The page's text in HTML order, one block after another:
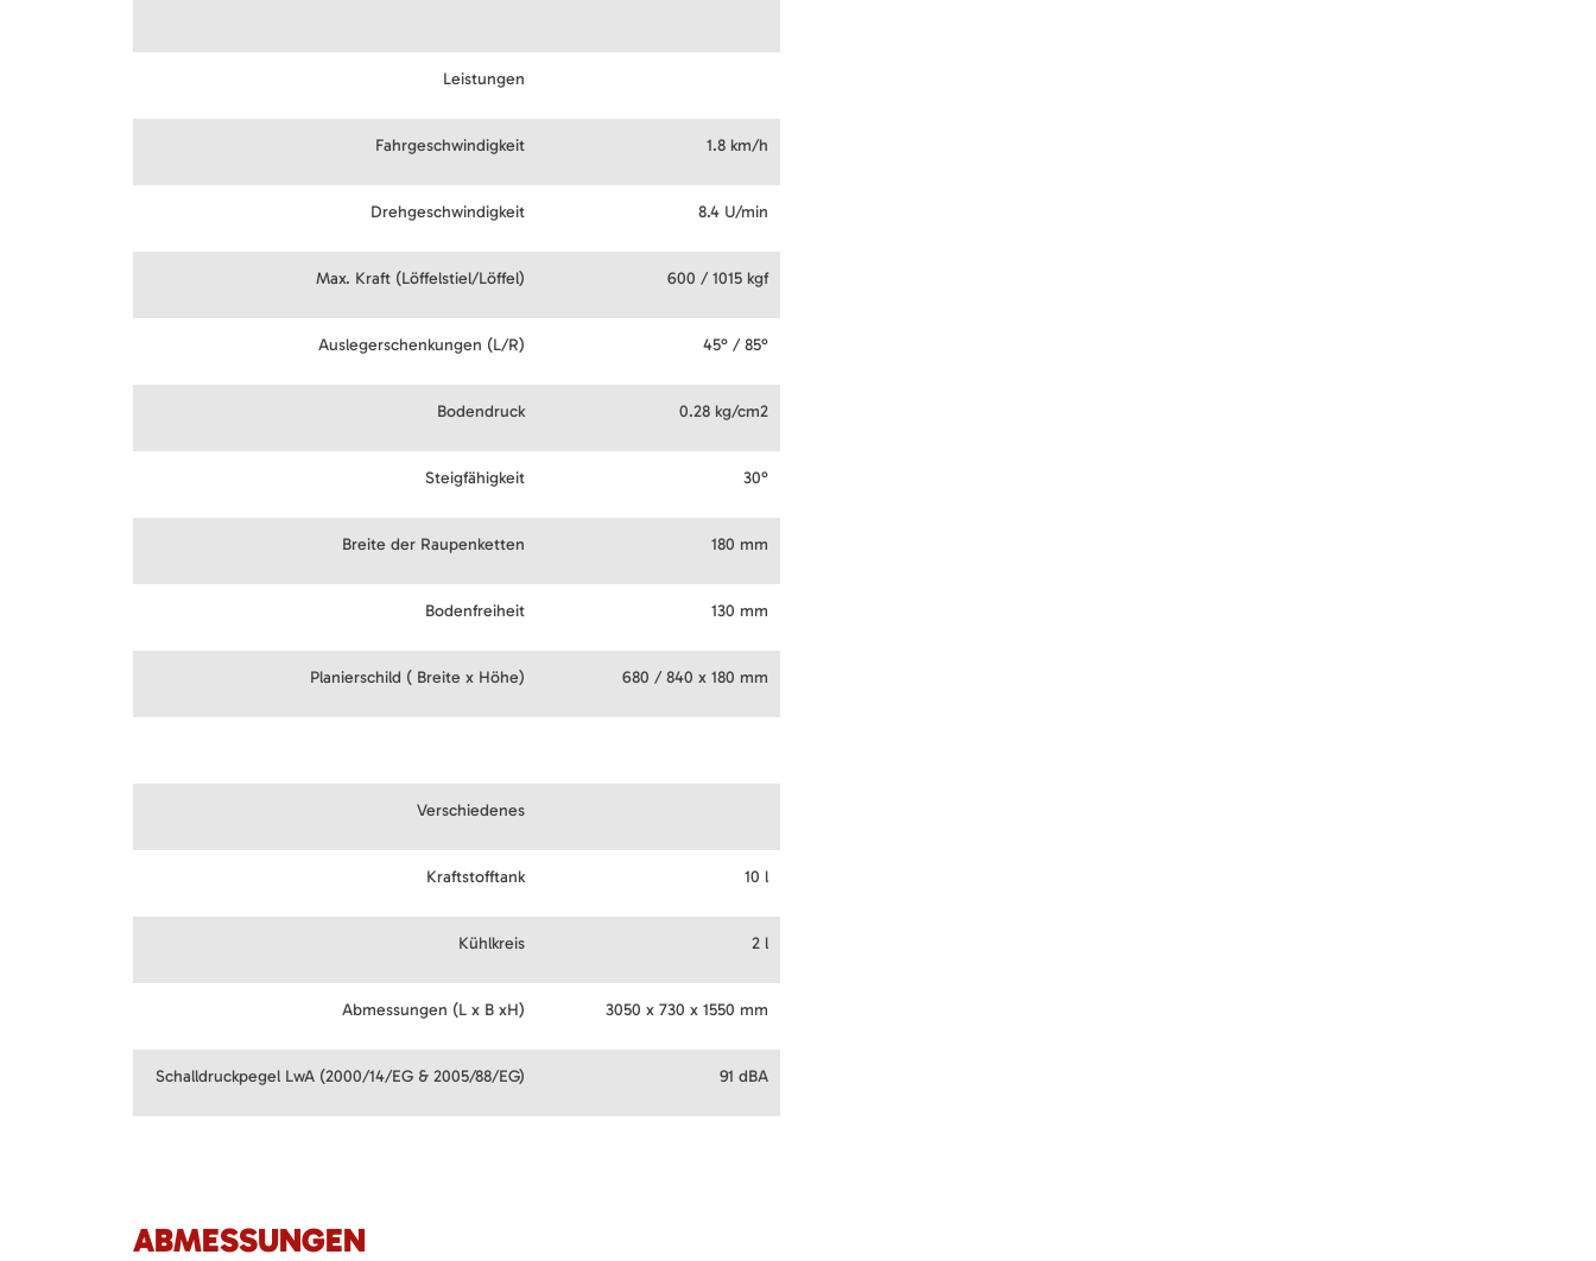
Leistungen
Fahrgeschwindigkeit 1.8 km/h
Drehgeschwindigkeit 8.4 U/min
Max. Kraft (Löffelstiel/Löffel) 600 / 1015 kgf
Auslegerschenkungen (L/R) 45° / 85°
Bodendruck 0.28 kg/cm2
Steigfähigkeit 30°
Breite der Raupenketten 180 mm
Bodenfreiheit 130 mm
Planierschild ( Breite x Höhe) 680 / 840 x 180 mm
Verschiedenes
Kraftstofftank 10 l
Kühlkreis 2 l
Abmessungen (L x B xH) 3050 x 730 x 1550 mm
Schalldruckpegel LwA (2000/14/EG & 2005/88/EG) 91 dBA
ABMESSUNGEN